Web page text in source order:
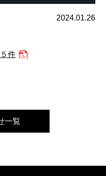
2024.01.26
件
一覧